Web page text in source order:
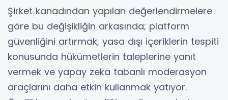
Şirket kanadından yapılan değerlendirmelere
göre bu değişikliğin arkasında; platform
güvenliğini artırmak, yasa dışı içeriklerin tespiti
konusunda hükümetlerin taleplerine yanıt
vermek ve yapay zeka tabanlı moderasyon
araçlarını daha etkin kullanmak yatıyor.